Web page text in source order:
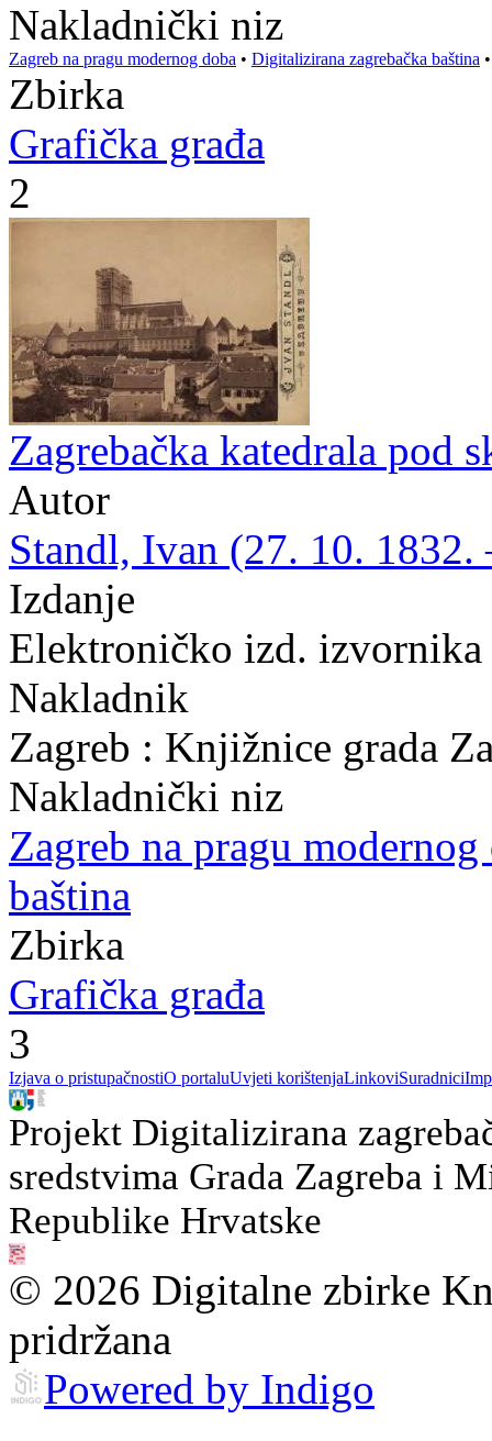
Nakladnički niz
Zagreb na pragu modernog doba • Digitalizirana zagrebačka baština
Zbirka
Grafička građa
2
Zagrebačka katedrala pod
Autor
Standl, Ivan (27. 10. 1832.
Izdanje
Elektroničko izd.
Nakladnik
Zagreb : Knjižnice grada
Nakladnički niz
Zagreb na pragu modernog
baština
Zbirka
Grafička građa
3
Izjava o pristupačnostiO portaluUvjeti korištenjaLinkoviSuradnici
Projekt Digitalizirana
sredstvima Grada Zagreba i
Republike Hrvatske
© 2026 Digitalne zbirke
pridržana
Powered by Indigo